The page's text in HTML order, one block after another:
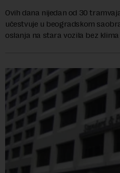
Ovih dana nijedan od 30
učestvuje u beogradskom
oslanja na stara vozila bez